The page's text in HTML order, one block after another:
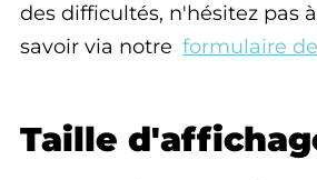
des difficultés, n'hésitez pas
savoir via notre formulaire
Taille